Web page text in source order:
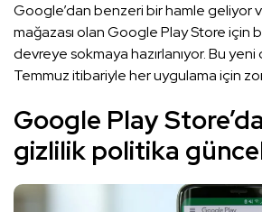
Google’dan benzeri bir hamle geliyor
mağazası olan Google Play Store için
devreye sokmaya hazırlanıyor. Bu
Temmuz itibariyle her uygulama için
Google Play
gizlilik politika